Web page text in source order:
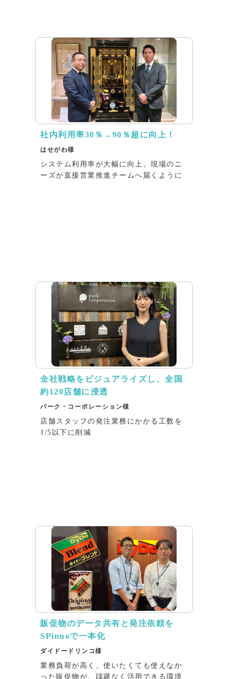
社内利用率30％→90％超に向上！
はせがわ様
システム利用率が大幅に向上。現場のニ
ーズが直接営業推進チームへ届くように
全社戦略をビジュアライズし、全国
約120店舗に浸透
パーク・コーポレーション様
店舗スタッフの発注業務にかかる工数を
1/5以下に削減
販促物のデータ共有と発注依頼を
SPinnoで一本化
ダイドードリンコ様
業務負荷が高く、使いたくても使えなか
った販促物が、躊躇なく活用できる環境